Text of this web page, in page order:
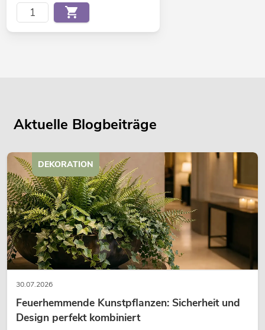
Aktuelle Blogbeiträge
30.07.2026
Feuerhemmende Kunstpflanzen: Sicherheit und
Design perfekt kombiniert
DEKORATION